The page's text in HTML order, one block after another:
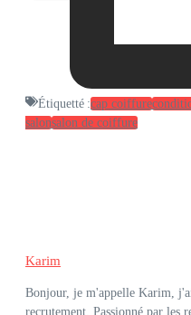
Étiquetté :cap coiffure
salonsalon de coiffure
Karim
Bonjour, je m'appelle Karim,
recrutement. Passionné par les